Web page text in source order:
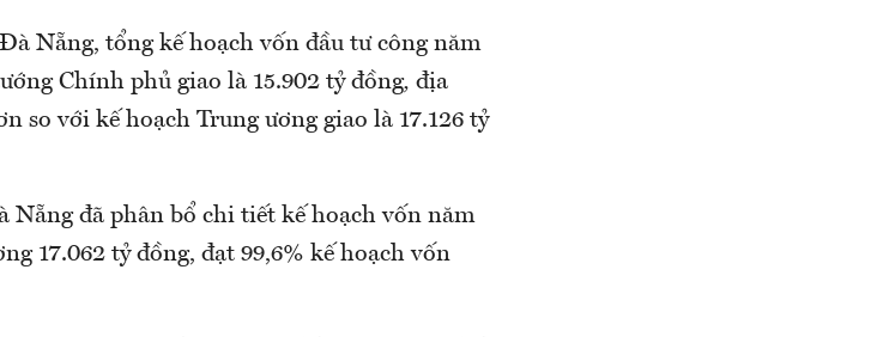
Nẵng, tổng kế hoạch vốn đầu tư công năm
Chính phủ giao là 15.902 tỷ đồng, địa
so với kế hoạch Trung ương giao là 17.126 tỷ
Nẵng đã phân bổ chi tiết kế hoạch vốn năm
17.062 tỷ đồng, đạt 99,6% kế hoạch vốn